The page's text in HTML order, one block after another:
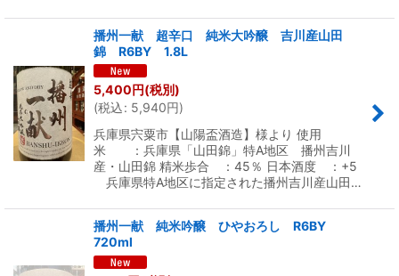
播州一献 超辛口 純米大吟醸 吉川産山田
錦 R6BY 1.8L
5,400 円(税別)
(税込: 5,940円)
兵庫県宍粟市【山陽盃酒造】様より 使用
米 ：兵庫県「山田錦」特A地区 播州吉川
産・山田錦 精米歩合 ：45％ 日本酒度 ：+5
兵庫県特A地区に指定された播州吉川産山田…
播州一献 純米吟醸 ひやおろし R6BY
720ml